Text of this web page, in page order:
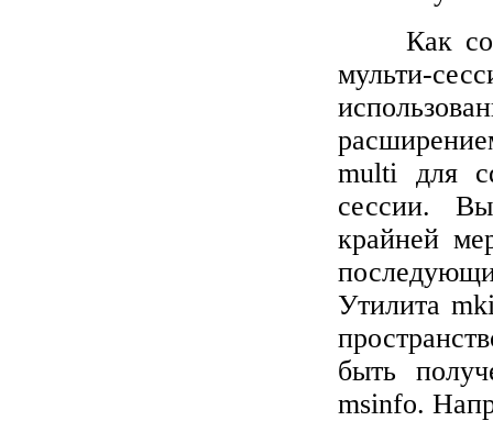
Как
мульти-
multi для
сессии.
крайней
Утилита
быть
msinfo.